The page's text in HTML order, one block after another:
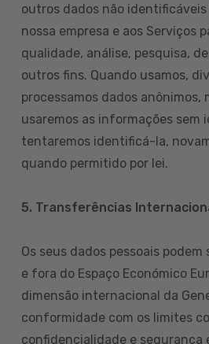
outros dados não identificáveis
nossa empresa e aos Serviços
qualidade, análise, pesquisa,
outros fins. Quando usamos,
processamos dados anônimos,
usaremos as informações sem
tentaremos identificá-la,
quando permitido por lei.
5. Transferências
Os seus dados pessoais
e fora do Espaço Económico
dimensão internacional da
conformidade com os limites
confidencialidade e segurança